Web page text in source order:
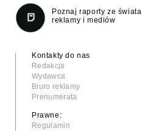
Poznaj raporty ze świata
reklamy i mediów
Kontakty do nas
Redakcja
Wydawca
Biuro reklamy
Prenumerata
Prawne:
Regulamin